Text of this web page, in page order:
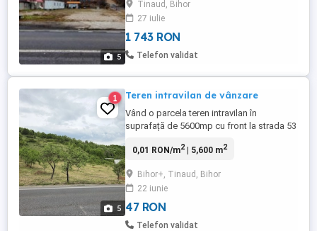
5
Container ca Birou. (curent, clima, internet,
toaleta, baie, iluminat nocturn ext și cam
de supraveghere).
Tinaud, Bihor
27 iulie
1 743 RON
Telefon validat
5
1 Teren intravilan de vânzare
Vând o parcela teren intravilan în
suprafață de 5600mp cu front la strada 53
Tinaud pe E60 spre Cluj.
0,01 RON/m2| 5,600 m2
Bihor+, Tinaud, Bihor
22 iunie
47 RON
Telefon validat